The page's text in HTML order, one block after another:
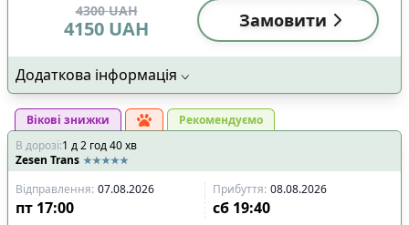
4300 UAH
4150 UAH Замовити
Додаткова інформація
Вікові знижки
Рекомендуємо
В дорозі:1 д2 год40хв
Zesen Trans
Відправлення: 07.08.2026 Прибуття: 08.08.2026
пт 17:00 сб 19:40